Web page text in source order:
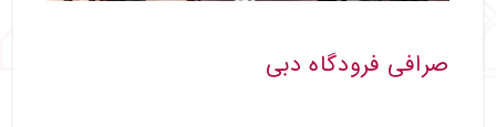
صرافی فرودگاه دبی